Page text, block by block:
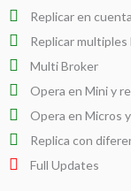
Replicar en
Replicar multiples
Multi Broker
Opera en Mini y
Opera en Micros
Replica con
Full Updates